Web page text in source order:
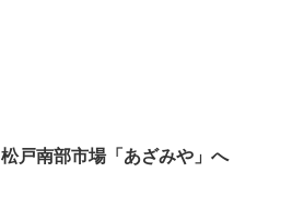
松戸南部市場「あざみや」へ